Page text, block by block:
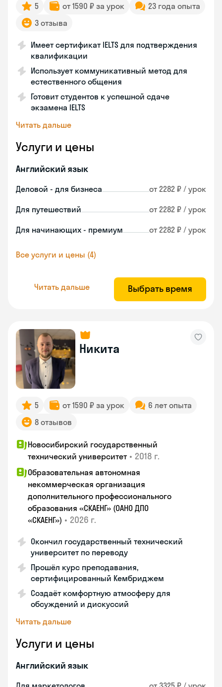
5 от 1590 ₽ за урок
23 года опыта
3 отзыва
Имеет сертификат IELTS для подтверждения
квалификации
Использует коммуникативный метод для
естественного общения
Готовит студентов к успешной сдаче
экзамена IELTS
Читать дальше
Услуги и цены
Английский язык
Деловой - для бизнеса от 2282 ₽ / урок
Для путешествий от 2282 ₽ / урок
Для начинающих - премиум от 2282 ₽ / урок
Все услуги и цены (4)
Читать дальше Выбрать время
Никита
5 от 1590 ₽ за урок
6 лет опыта
8 отзывов
Новосибирский государственный
технический университет • 2018 г.
Образовательная автономная
некоммерческая организация
дополнительного профессионального
образования «СКАЕНГ» (ОАНО ДПО
«СКАЕНГ») • 2026 г.
Окончил государственный технический
университет по переводу
Прошёл курс преподавания,
сертифицированный Кембриджем
Создаёт комфортную атмосферу для
обсуждений и дискуссий
Читать дальше
Услуги и цены
Английский язык